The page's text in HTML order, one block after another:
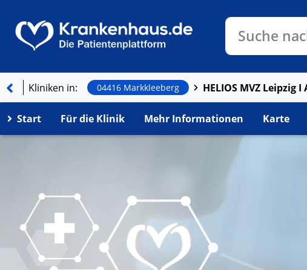
Suche
Kliniken in: 04416 Markkleeberg
Start Für die Klinik Mehr Informationen Karte